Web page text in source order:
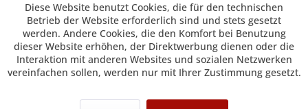
Diese Website benutzt Cookies, die für den technischen
Betrieb der Website erforderlich sind und stets gesetzt
werden. Andere Cookies, die den Komfort bei Benutzung
dieser Website erhöhen, der Direktwerbung dienen oder die
Interaktion mit anderen Websites und sozialen Netzwerken
vereinfachen sollen, werden nur mit Ihrer Zustimmung gesetzt.